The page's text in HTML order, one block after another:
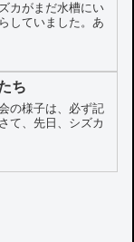
カがまだ水槽にい
していました。あ
ち
の様子は、必ず記
て、先日、シズカ